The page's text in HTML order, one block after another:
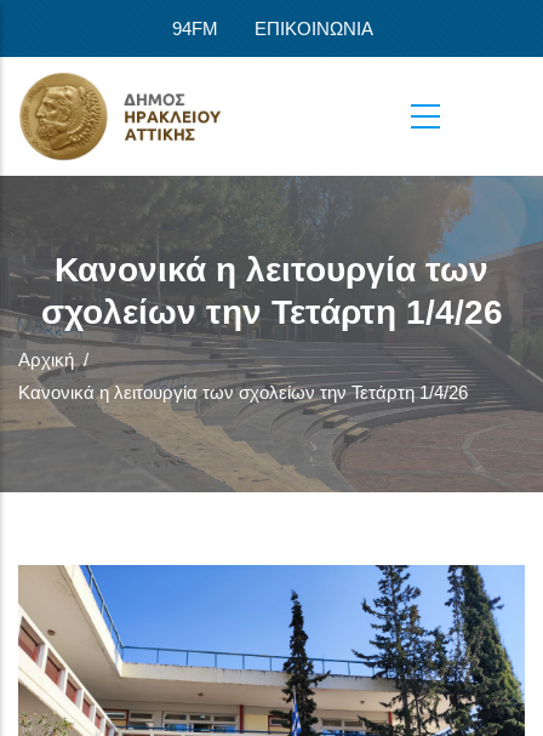
94FM ΕΠΙΚΟΙΝΩΝΙΑ
Κανονικά η λειτουργία των
σχολείων την Τετάρτη 1/4/26
Αρχική /
Κανονικά η λειτουργία των σχολείων την Τετάρτη 1/4/26